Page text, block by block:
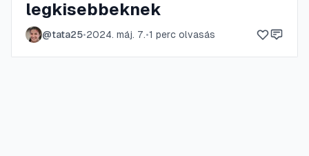
legkisebbeknek
@tata25•2024. máj. 7.•1 perc olvasás